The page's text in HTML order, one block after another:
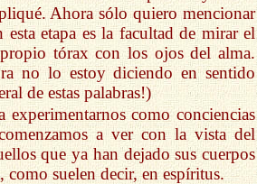
Ahora sólo quiero mencionar
etapa es la facultad de mirar el
tórax con los ojos del alma.
no lo estoy diciendo en sentido
de estas palabras!)
experimentarnos como conciencias
a ver con la vista del
que ya han dejado sus cuerpos
suelen decir, en espíritus.